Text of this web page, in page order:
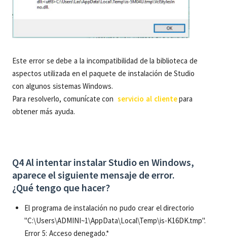
Este error se debe a la incompatibilidad de la biblioteca de
aspectos utilizada en el paquete de instalación de Studio
con algunos sistemas Windows.
Para resolverlo, comunícate con servicio al clientepara
obtener más ayuda.
Q4 Al intentar instalar Studio en Windows,
aparece el siguiente mensaje de error.
¿Qué tengo que hacer?
El programa de instalación no pudo crear el directorio
"C:\Users\ADMINI~1\AppData\Local\Temp\is-K16DK.tmp".
Error 5: Acceso denegado.*